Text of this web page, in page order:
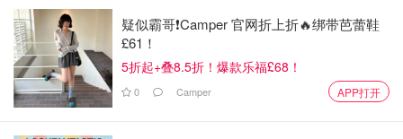
己的烹饪学校，凭会员卡可以享受九折优惠。
英国Waitrose超市必买推荐 - 爆款肉类
疑似霸哥❗️Camper 官网折上折🔥绑带芭蕾鞋
£61！
5折起+叠8.5折！爆款乐福£68！
0 Camper APP打开